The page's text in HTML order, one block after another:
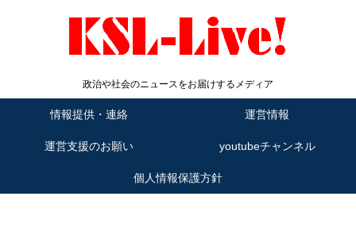
政治や社会のニュースをお届けするメディア
情報提供・連絡 運営情報
運営支援のお願い youtubeチャンネル
個人情報保護方針